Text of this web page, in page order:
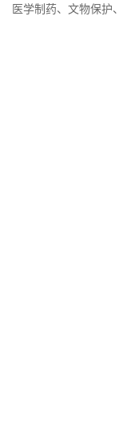
医学制药、文物保护